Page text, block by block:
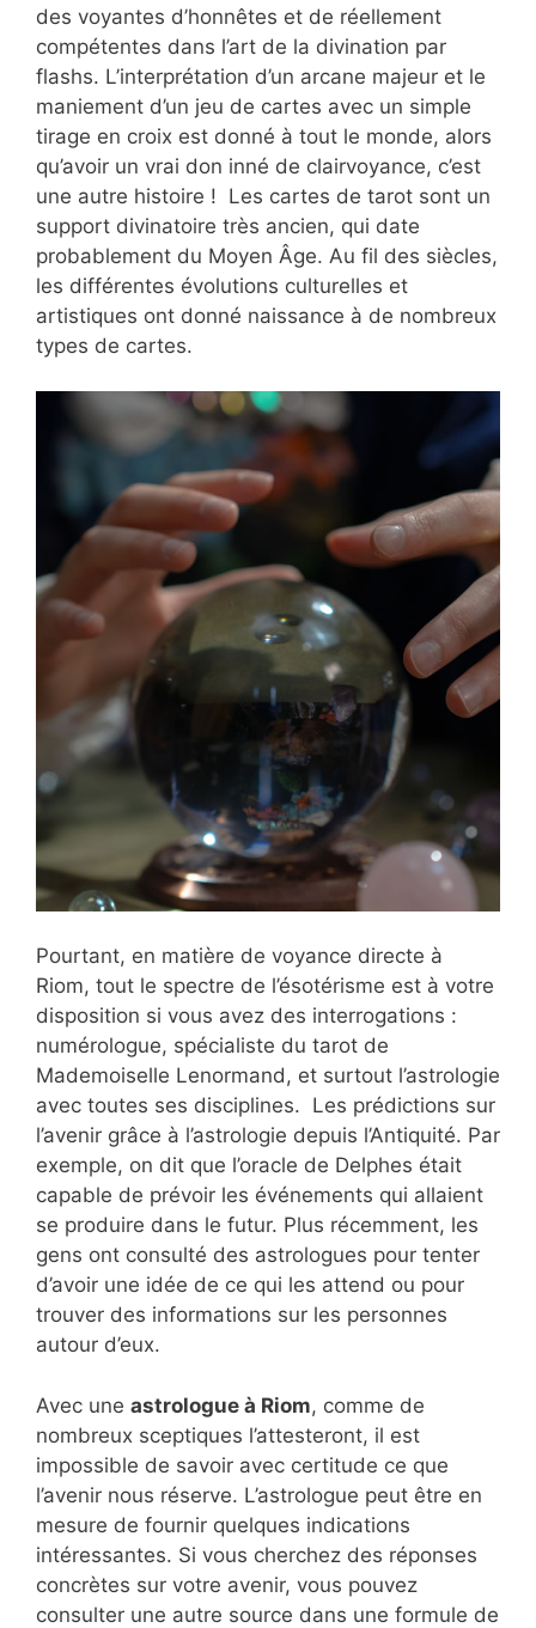
des voyantes d’honnêtes et de réellement
compétentes dans l’art de la divination par
flashs. L’interprétation d’un arcane majeur et le
maniement d’un jeu de cartes avec un simple
tirage en croix est donné à tout le monde, alors
qu’avoir un vrai don inné de clairvoyance, c’est
une autre histoire ! Les cartes de tarot sont un
support divinatoire très ancien, qui date
probablement du Moyen Âge. Au fil des siècles,
les différentes évolutions culturelles et
artistiques ont donné naissance à de nombreux
types de cartes.
Pourtant, en matière de voyance directe à
Riom, tout le spectre de l’ésotérisme est à votre
disposition si vous avez des interrogations :
numérologue, spécialiste du tarot de
Mademoiselle Lenormand, et surtout l’astrologie
avec toutes ses disciplines. Les prédictions sur
l’avenir grâce à l’astrologie depuis l’Antiquité. Par
exemple, on dit que l’oracle de Delphes était
capable de prévoir les événements qui allaient
se produire dans le futur. Plus récemment, les
gens ont consulté des astrologues pour tenter
d’avoir une idée de ce qui les attend ou pour
trouver des informations sur les personnes
autour d’eux.
Avec une astrologue à Riom, comme de
nombreux sceptiques l’attesteront, il est
impossible de savoir avec certitude ce que
l’avenir nous réserve. L’astrologue peut être en
mesure de fournir quelques indications
intéressantes. Si vous cherchez des réponses
concrètes sur votre avenir, vous pouvez
consulter une autre source dans une formule de